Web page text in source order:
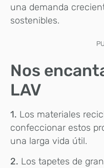
una demanda
sostenibles.
Nos
LAV
1. Los materiales
confeccionar estos
una larga vida útil.
2. Los tapetes de